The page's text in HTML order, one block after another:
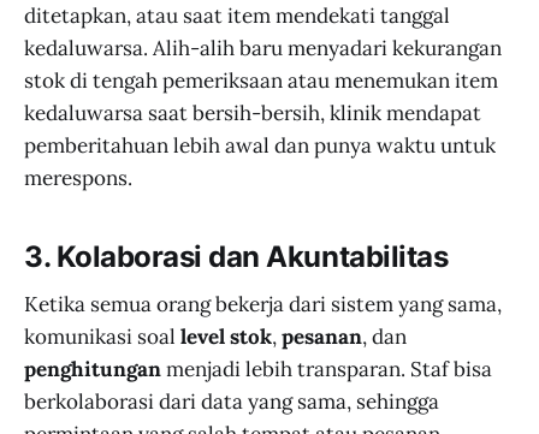
ditetapkan, atau saat item mendekati tanggal
kedaluwarsa. Alih-alih baru menyadari kekurangan
stok di tengah pemeriksaan atau menemukan item
kedaluwarsa saat bersih-bersih, klinik mendapat
pemberitahuan lebih awal dan punya waktu untuk
merespons.
3. Kolaborasi dan Akuntabilitas
Ketika semua orang bekerja dari sistem yang sama,
komunikasi soal level stok,pesanan, dan
penghitunganmenjadi lebih transparan. Staf bisa
berkolaborasi dari data yang sama, sehingga